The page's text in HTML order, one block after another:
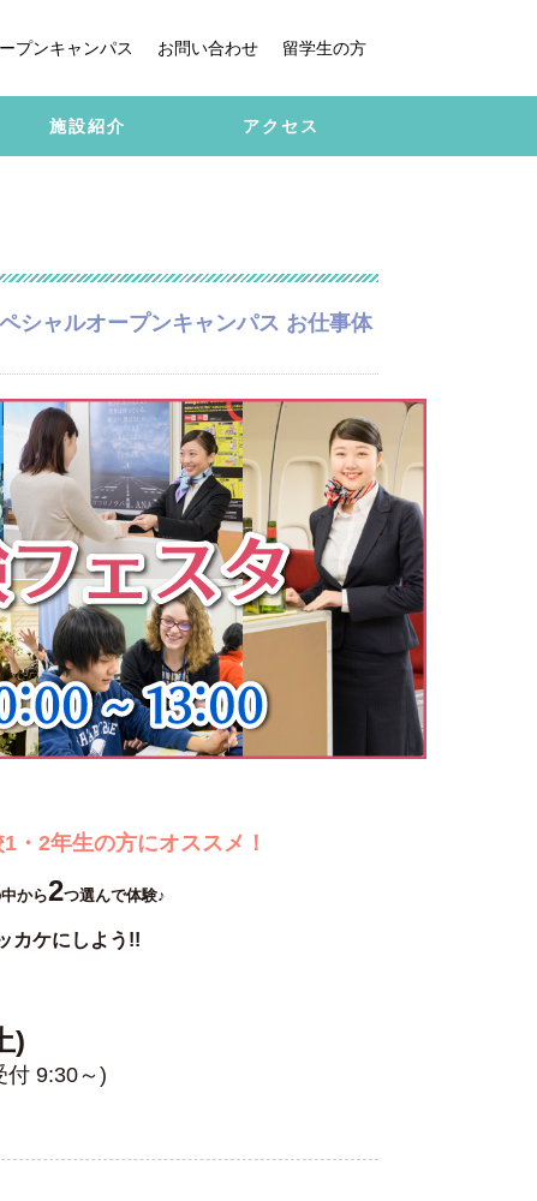
プンキャンパス お問い合わせ 留学生の方
施設紹介 アクセス
シャルオープンキャンパス お仕事体
・2年生の方にオススメ！
から2つ選んで体験♪
カケにしよう!!
)
付 9:30～)